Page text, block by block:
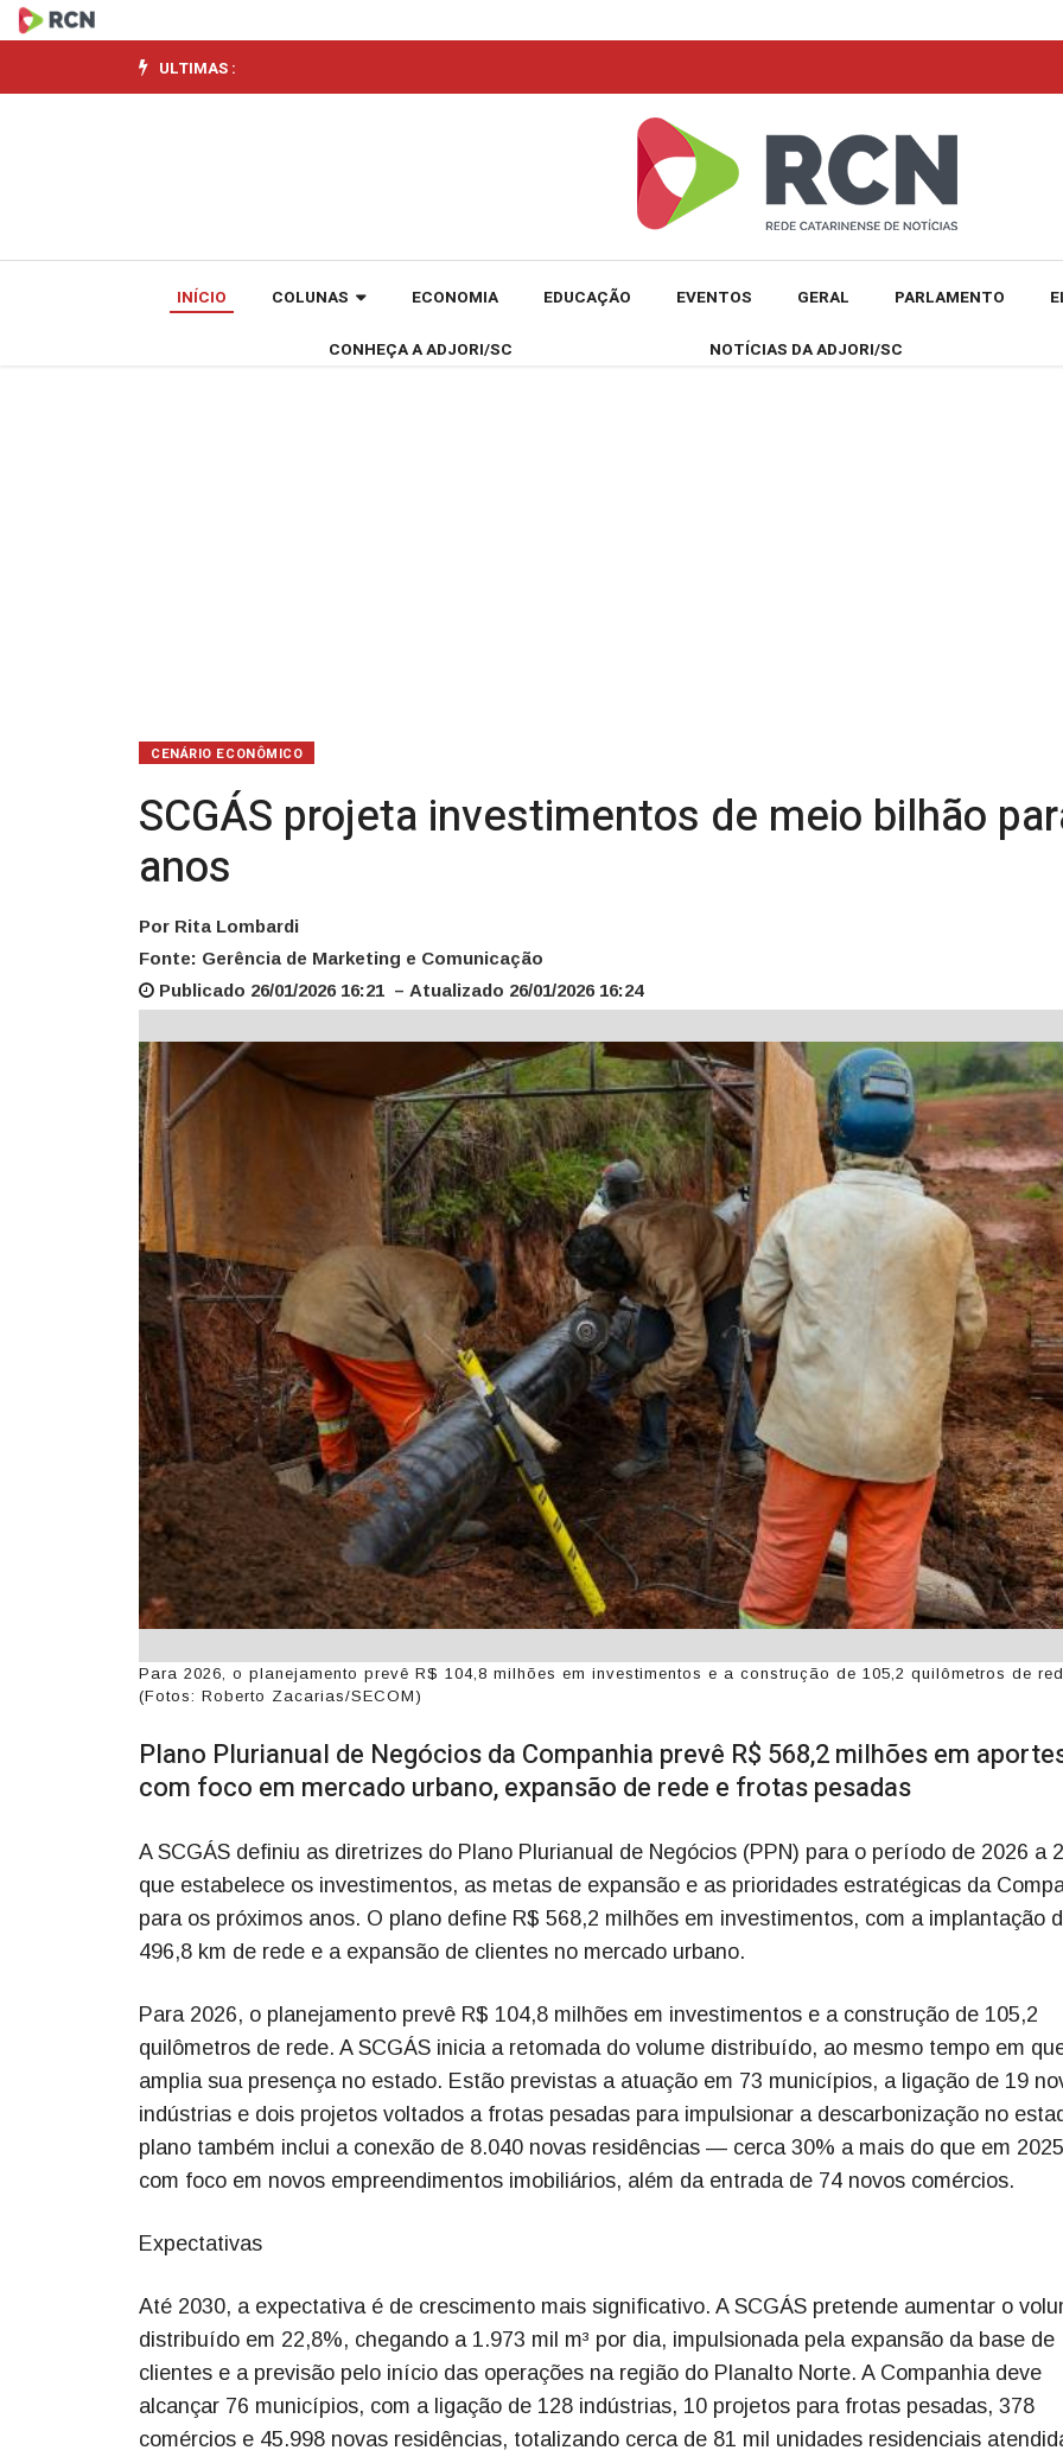
SCGÁS
projeta
bilhão
ULTIMAS :
INÍCIO COLUNAS ECONOMIA EDUCAÇÃO EVENTOS GERAL PARLAMENTO
CONHEÇA A ADJORI/SC NOTÍCIAS DA ADJORI/SC
CENÁRIO ECONÔMICO
SCGÁS projeta investimentos de meio bilhão
anos
Por Rita Lombardi
Fonte: Gerência de Marketing e Comunicação
Publicado 26/01/2026 16:21 – Atualizado 26/01/2026 16:24
Para 2026, o planejamento prevê R$ 104,8 milhões em investimentos e a construção de 105,2 quilômetros de
(Fotos: Roberto Zacarias/SECOM)
Plano Plurianual de Negócios da Companhia prevê R$ 568,2 milhões em
com foco em mercado urbano, expansão de rede e frotas pesadas
A SCGÁS definiu as diretrizes do Plano Plurianual de Negócios (PPN) para o período de 2026 a
que estabelece os investimentos, as metas de expansão e as prioridades estratégicas da
para os próximos anos. O plano define R$ 568,2 milhões em investimentos, com a implantação
496,8 km de rede e a expansão de clientes no mercado urbano.
Para 2026, o planejamento prevê R$ 104,8 milhões em investimentos e a construção de 105,2
quilômetros de rede. A SCGÁS inicia a retomada do volume distribuído, ao mesmo tempo em
amplia sua presença no estado. Estão previstas a atuação em 73 municípios, a ligação de 19
indústrias e dois projetos voltados a frotas pesadas para impulsionar a descarbonização no
plano também inclui a conexão de 8.040 novas residências — cerca 30% a mais do que em
com foco em novos empreendimentos imobiliários, além da entrada de 74 novos comércios.
Expectativas
Até 2030, a expectativa é de crescimento mais significativo. A SCGÁS pretende aumentar o
distribuído em 22,8%, chegando a 1.973 mil m³ por dia, impulsionada pela expansão da base de
clientes e a previsão pelo início das operações na região do Planalto Norte. A Companhia deve
alcançar 76 municípios, com a ligação de 128 indústrias, 10 projetos para frotas pesadas, 378
comércios e 45.998 novas residências, totalizando cerca de 81 mil unidades residenciais